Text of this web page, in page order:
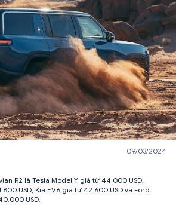
09/03/2024
R2 là Tesla Model Y giá từ 44.000 USD,
USD, Kia EV6 giá từ 42.600 USD và Ford
USD.